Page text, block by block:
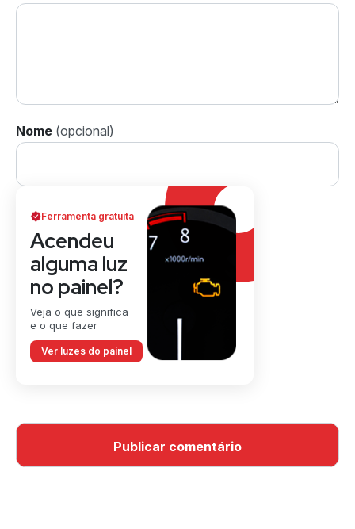
Nome
Ferramenta gratuita
Acendeu
alguma luz
no painel?
Veja o que significa
e o que fazer
Ver luzes do painel